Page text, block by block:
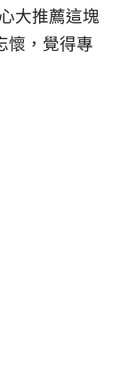
大推薦這塊
懷，覺得專